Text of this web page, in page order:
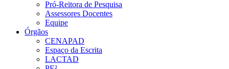
Pró-Reitora de Pesquisa
Assessores Docentes
Equipe
Órgãos
CENAPAD
Espaço da Escrita
LACTAD